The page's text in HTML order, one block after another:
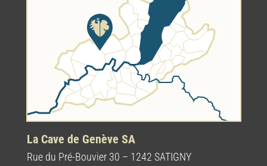
La Cave de Genève SA
Rue du Pré-Bouvier 30 – 1242 SATIGNY